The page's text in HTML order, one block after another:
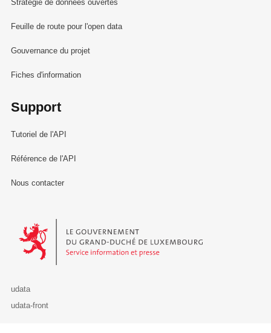
Stratégie de données ouvertes
Feuille de route pour l'open data
Gouvernance du projet
Fiches d'information
Support
Tutoriel de l'API
Référence de l'API
Nous contacter
Le Gouvernement du Grand-Duché de Luxembourg - Service
udata
udata-front